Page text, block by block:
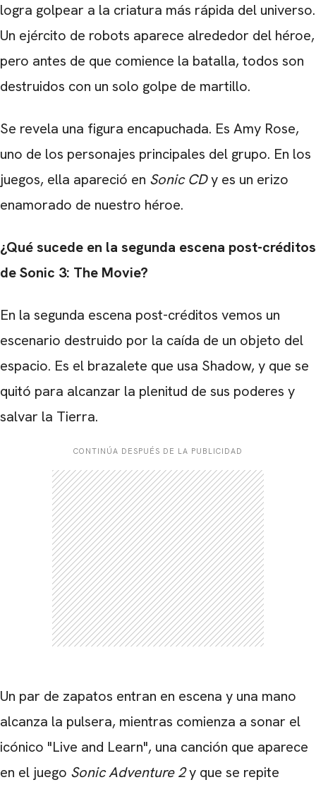
logra golpear a la criatura más rápida del universo.
Un ejército de robots aparece alrededor del héroe,
pero antes de que comience la batalla, todos son
destruidos con un solo golpe de martillo.
Se revela una figura encapuchada. Es Amy Rose,
uno de los personajes principales del grupo. En los
juegos, ella apareció en Sonic CDy es un erizo
enamorado de nuestro héroe.
¿Qué sucede en la segunda escena post-créditos
de Sonic 3: The Movie?
En la segunda escena post-créditos vemos un
escenario destruido por la caída de un objeto del
espacio. Es el brazalete que usa Shadow, y que se
quitó para alcanzar la plenitud de sus poderes y
salvar la Tierra.
CONTINÚA DESPUÉS DE LA PUBLICIDAD
Un par de zapatos entran en escena y una mano
alcanza la pulsera, mientras comienza a sonar el
icónico "Live and Learn", una canción que aparece
en el juego Sonic Adventure 2y que se repite
CARREGANDO PUBLICIDADE